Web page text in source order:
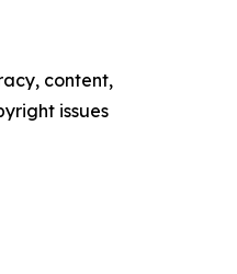
content,
issues